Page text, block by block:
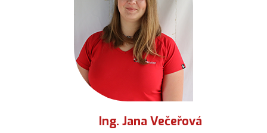
Ing. Jana Večeřová